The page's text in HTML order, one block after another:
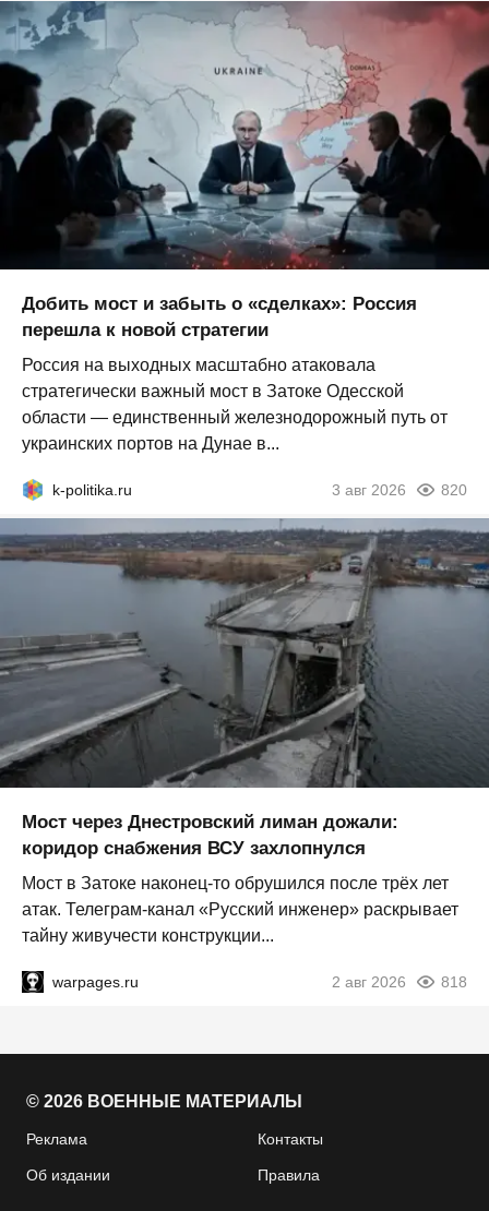
Добить мост и забыть о «сделках»: Россия
перешла к новой стратегии
Россия на выходных масштабно атаковала
стратегически важный мост в Затоке Одесской
области — единственный железнодорожный путь от
украинских портов на Дунае в...
k-politika.ru 3 авг 2026 820
Мост через Днестровский лиман дожали:
коридор снабжения ВСУ захлопнулся
Мост в Затоке наконец-то обрушился после трёх лет
атак. Телеграм-канал «Русский инженер» раскрывает
тайну живучести конструкции...
warpages.ru 2 авг 2026 818
© 2026 ВОЕННЫЕ МАТЕРИАЛЫ
Реклама Контакты
Об издании Правила